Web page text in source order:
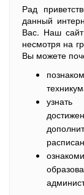
Рад
данный
Вас. Наш
несмотря на
Вы можете